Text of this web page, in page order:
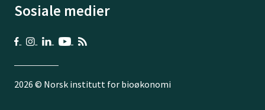
Sosiale medier
2026 © Norsk institutt for bioøkonomi